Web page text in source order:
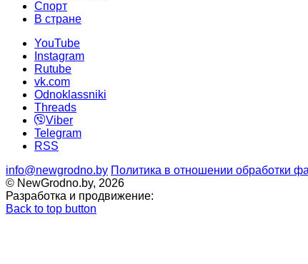
Cпорт
В стране
YouTube
Instagram
Rutube
vk.com
Odnoklassniki
Threads
Viber
Telegram
RSS
info@newgrodno.by Политика в отношении обработки
© NewGrodno.by, 2026
Разработка и продвижение:
Back to top button